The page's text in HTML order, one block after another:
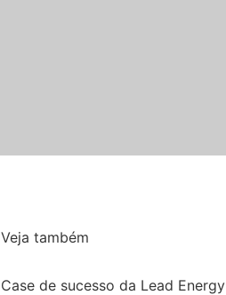
Veja também
Case de sucesso da Lead Energy